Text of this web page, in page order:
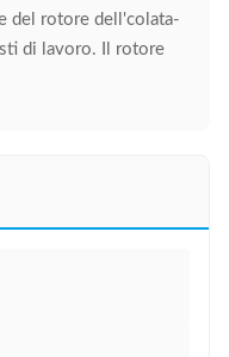
del rotore dell'colata-
di lavoro. Il rotore